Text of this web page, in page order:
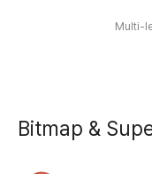
Multi-
Bitmap &